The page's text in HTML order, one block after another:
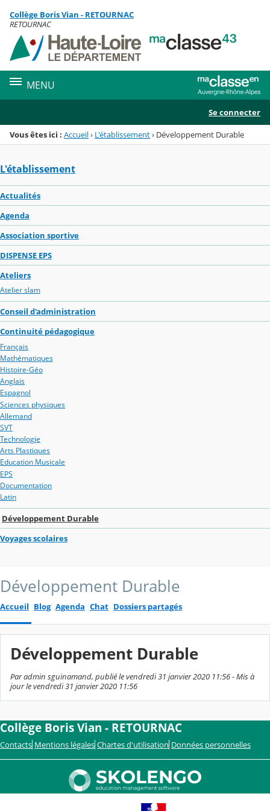
Menu de la rubrique
Contenu
Collège Boris Vian - RETOURNAC
RETOURNAC
MENU
Se connecter
Vous êtes ici : Accueil› L'établissement› Développement Durable
L'établissement
Actualités
Agenda
Association sportive
DISPENSE EPS
Ateliers
Atelier slam
Conseil d'administration
Continuité pédagogique
Français
Mathématiques
Histoire-Géo
Anglais
Espagnol
Sciences physiques
Allemand
SVT
Technologie
Arts Plastiques
Education Musicale
EPS
Documentation
Latin
Développement Durable
Voyages scolaires
Développement Durable
Accueil Blog Agenda Chat Dossiers partagés
Développement Durable
Par admin sguinamand, publié le vendredi 31 janvier 2020 11:56 - Mis à
jour le vendredi 31 janvier 2020 11:56
Collège Boris Vian - RETOURNAC
Contacts Mentions légales Chartes d'utilisation Données personnelles